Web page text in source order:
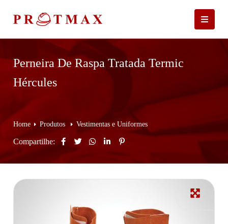
Perneira De Raspa Tratada Termic
Hércules
Home Produtos Vestimentas e Uniformes
Compartilhe: